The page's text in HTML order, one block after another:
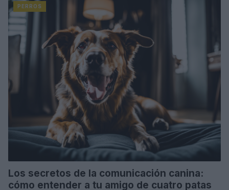
PERROS
Los secretos de la comunicación canina:
cómo entender a tu amigo de cuatro patas